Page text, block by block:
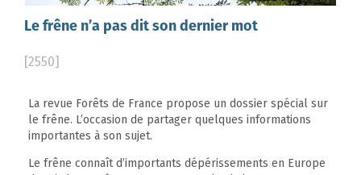
Le frêne n’a pas dit son dernier mot
[2550]
La revue Forêts de France propose un dossier spécial sur
le frêne. L’occasion de partager quelques informations
importantes à son sujet.
Le frêne connaît d’importants dépérissements en Europe